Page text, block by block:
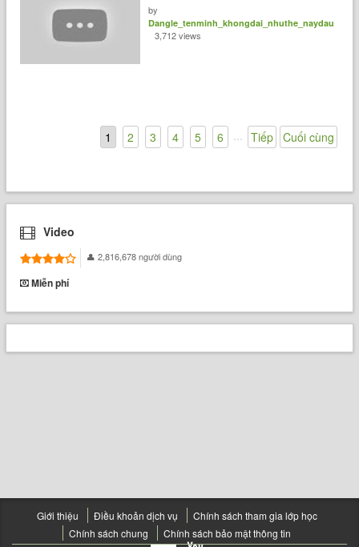
by
Dangle_tenminh_khongdai_nhuthe_naydau
3,712 views
1 2 3 4 5 6 Tiếp Cuối cùng
Video
2,816,678 người dùng
Miễn phí
Giới thiệu Điều khoản dịch vụ
Chính sách tham gia lớp học
Chính sách chung
Chính sách bảo mật thông tin